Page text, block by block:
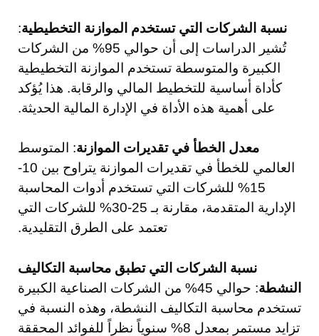
نسبة الشركات التي تستخدم الموازنة التخطيطية:
تُشير الدراسات إلى أن حوالي 95% من الشركات
الكبيرة والمتوسطة تستخدم الموازنة التخطيطية
كأداة أساسية للتخطيط المالي والرقابة. هذا يُؤكد
على أهمية هذه الأداة في الإدارة المالية الحديثة.
معدل الخطأ في تقديرات الموازنة: المتوسط
العالمي للخطأ في تقديرات الموازنة يتراوح بين 10-
15% للشركات التي تستخدم أدوات المحاسبة
الإدارية المتقدمة، مقارنة بـ 25-30% للشركات التي
تعتمد على الطرق التقليدية.
نسبة الشركات التي تطبق محاسبة التكاليف
النشطة
: حوالي 45% من الشركات الصناعية الكبيرة
تستخدم محاسبة التكاليف النشطة، وهذه النسبة في
تزايد مستمر بمعدل 8% سنوياً نظراً للفوائد المحققة